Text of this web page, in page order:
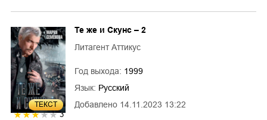
ТЕКСТ
3
Добавлено 14.11.2023 13:22
Те же и Скунс – 2
Литагент Аттикус
Год выхода: 1999
Язык: Русский